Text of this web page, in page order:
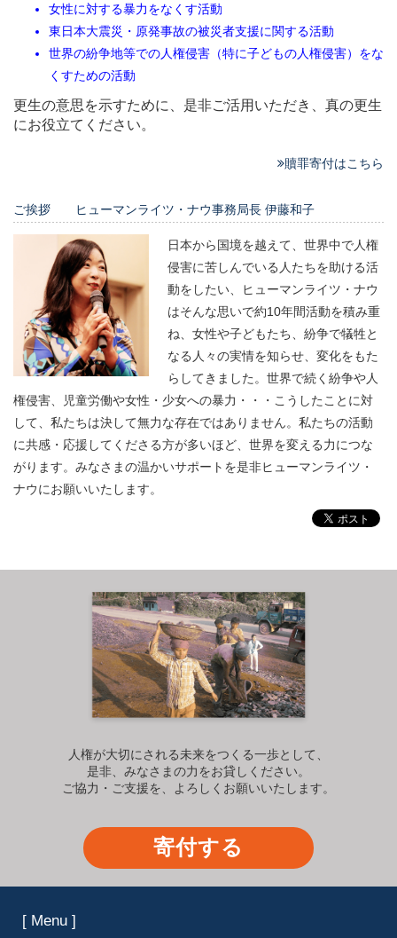
女性に対する暴力をなくす活動
東日本大震災・原発事故の被災者支援に関する活動
世界の紛争地等での人権侵害（特に子どもの人権侵害）をな
くすための活動
更生の意思を示すために、是非ご活用いただき、真の更生
にお役立てください。
贖罪寄付はこちら
ご挨拶 ヒューマンライツ・ナウ事務局長 伊藤和子
日本から国境を越えて、世界中で人権
侵害に苦しんでいる人たちを助ける活
動をしたい、ヒューマンライツ・ナウ
はそんな思いで約10年間活動を積み重
ね、女性や子どもたち、紛争で犠牲と
なる人々の実情を知らせ、変化をもた
らしてきました。世界で続く紛争や人
権侵害、児童労働や女性・少女への暴力・・・こうしたことに対
して、私たちは決して無力な存在ではありません。私たちの活動
に共感・応援してくださる方が多いほど、世界を変える力につな
がります。みなさまの温かいサポートを是非ヒューマンライツ・
ナウにお願いいたします。
人権が大切にされる未来をつくる一歩として、
是非、みなさまの力をお貸しください。
ご協力・ご支援を、よろしくお願いいたします。
寄付する
[ Menu ]